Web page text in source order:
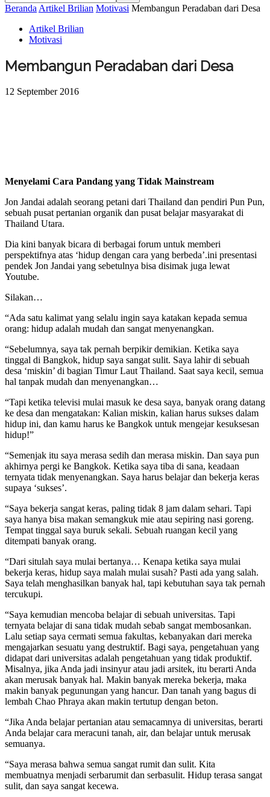
Beranda Artikel Brilian Motivasi Membangun Peradaban dari Desa
Artikel Brilian
Motivasi
Membangun Peradaban dari Desa
12 September 2016
Menyelami Cara Pandang yang Tidak Mainstream
Jon Jandai adalah seorang petani dari Thailand dan pendiri Pun Pun,
sebuah pusat pertanian organik dan pusat belajar masyarakat di
Thailand Utara.
Dia kini banyak bicara di berbagai forum untuk memberi
perspektifnya atas ‘hidup dengan cara yang berbeda’.ini presentasi
pendek Jon Jandai yang sebetulnya bisa disimak juga lewat
Youtube.
Silakan…
“Ada satu kalimat yang selalu ingin saya katakan kepada semua
orang: hidup adalah mudah dan sangat menyenangkan.
“Sebelumnya, saya tak pernah berpikir demikian. Ketika saya
tinggal di Bangkok, hidup saya sangat sulit. Saya lahir di sebuah
desa ‘miskin’ di bagian Timur Laut Thailand. Saat saya kecil, semua
hal tanpak mudah dan menyenangkan…
“Tapi ketika televisi mulai masuk ke desa saya, banyak orang datang
ke desa dan mengatakan: Kalian miskin, kalian harus sukses dalam
hidup ini, dan kamu harus ke Bangkok untuk mengejar kesuksesan
hidup!”
“Semenjak itu saya merasa sedih dan merasa miskin. Dan saya pun
akhirnya pergi ke Bangkok. Ketika saya tiba di sana, keadaan
ternyata tidak menyenangkan. Saya harus belajar dan bekerja keras
supaya ‘sukses’.
“Saya bekerja sangat keras, paling tidak 8 jam dalam sehari. Tapi
saya hanya bisa makan semangkuk mie atau sepiring nasi goreng.
Tempat tinggal saya buruk sekali. Sebuah ruangan kecil yang
ditempati banyak orang.
“Dari situlah saya mulai bertanya… Kenapa ketika saya mulai
bekerja keras, hidup saya malah mulai susah? Pasti ada yang salah.
Saya telah menghasilkan banyak hal, tapi kebutuhan saya tak pernah
tercukupi.
“Saya kemudian mencoba belajar di sebuah universitas. Tapi
ternyata belajar di sana tidak mudah sebab sangat membosankan.
Lalu setiap saya cermati semua fakultas, kebanyakan dari mereka
mengajarkan sesuatu yang destruktif. Bagi saya, pengetahuan yang
didapat dari universitas adalah pengetahuan yang tidak produktif.
Misalnya, jika Anda jadi insinyur atau jadi arsitek, itu berarti Anda
akan merusak banyak hal. Makin banyak mereka bekerja, maka
makin banyak pegunungan yang hancur. Dan tanah yang bagus di
lembah Chao Phraya akan makin tertutup dengan beton.
“Jika Anda belajar pertanian atau semacamnya di universitas, berarti
Anda belajar cara meracuni tanah, air, dan belajar untuk merusak
semuanya.
“Saya merasa bahwa semua sangat rumit dan sulit. Kita
membuatnya menjadi serbarumit dan serbasulit. Hidup terasa sangat
sulit, dan saya sangat kecewa.